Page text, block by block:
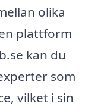
olika
plattform
kan du
som
vilket i sin